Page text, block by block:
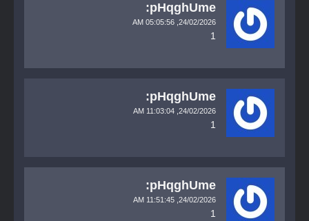
pHqghUme:
24/02/2026,
05:05:56 AM
1
pHqghUme:
24/02/2026,
11:03:04 AM
1
pHqghUme:
24/02/2026,
11:51:45 AM
1